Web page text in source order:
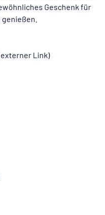
Geschenk für
Link)